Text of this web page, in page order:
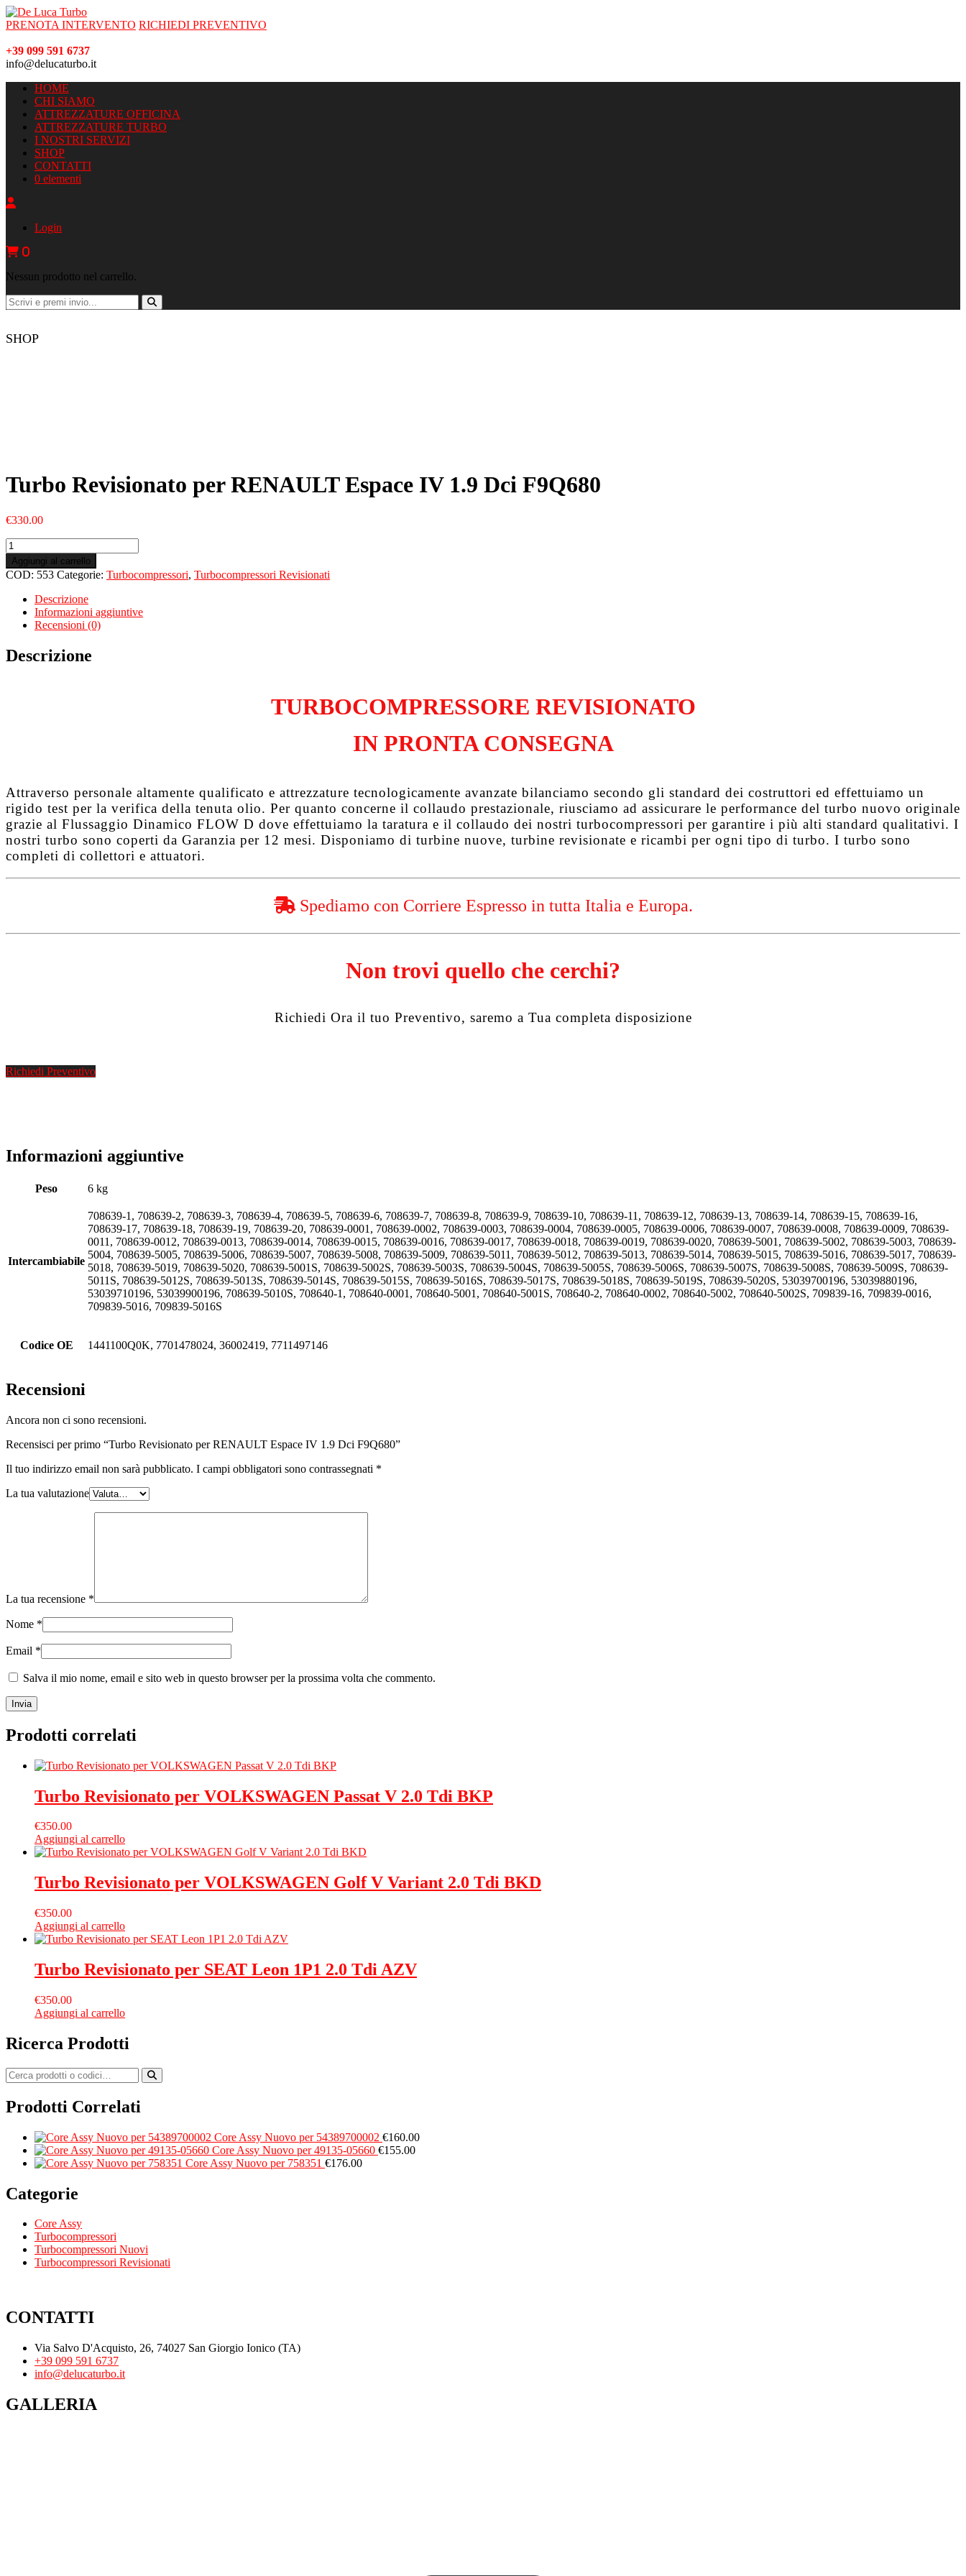
PRENOTA INTERVENTO RICHIEDI PREVENTIVO
+39 099 591 6737
info@delucaturbo.it
HOME
CHI SIAMO
ATTREZZATURE OFFICINA
ATTREZZATURE TURBO
I NOSTRI SERVIZI
SHOP
CONTATTI
0 elementi
Login
0
Nessun prodotto nel carrello.
SHOP
Turbo Revisionato per RENAULT Espace IV 1.9 Dci F9Q680
€330.00
Turbo
Revisionato
per
RENAULT
Espace
F9Q680
quantità
Aggiungi al carrello
COD: 553 Categorie: Turbocompressori, Turbocompressori Revisionati
Descrizione
Informazioni aggiuntive
Recensioni (0)
Descrizione
TURBOCOMPRESSORE REVISIONATO
IN PRONTA CONSEGNA
Attraverso personale altamente qualificato e attrezzature tecnologicamente avanzate bilanciamo secondo gli standard dei costruttori ed effettuiamo un
rigido test per la verifica della tenuta olio. Per quanto concerne il collaudo prestazionale, riusciamo ad assicurare le performance del turbo nuovo originale
grazie al Flussaggio Dinamico FLOW D dove effettuiamo la taratura e il collaudo dei nostri turbocompressori per garantire i più alti standard qualitativi. I
nostri turbo sono coperti da Garanzia per 12 mesi. Disponiamo di turbine nuove, turbine revisionate e ricambi per ogni tipo di turbo. I turbo sono
completi di collettori e attuatori.
Spediamo con Corriere Espresso in tutta Italia e Europa.
Non trovi quello che cerchi?
Richiedi Ora il tuo Preventivo, saremo a Tua completa disposizione
Richiedi Preventivo
Informazioni aggiuntive
Peso 6 kg
Intercambiabile
708639-1, 708639-2, 708639-3, 708639-4, 708639-5, 708639-6, 708639-7, 708639-8, 708639-9, 708639-10, 708639-11, 708639-12, 708639-13, 708639-14, 708639-15, 708639-16,
708639-17, 708639-18, 708639-19, 708639-20, 708639-0001, 708639-0002, 708639-0003, 708639-0004, 708639-0005, 708639-0006, 708639-0007, 708639-0008, 708639-0009, 708639-
0011, 708639-0012, 708639-0013, 708639-0014, 708639-0015, 708639-0016, 708639-0017, 708639-0018, 708639-0019, 708639-0020, 708639-5001, 708639-5002, 708639-5003, 708639-
5004, 708639-5005, 708639-5006, 708639-5007, 708639-5008, 708639-5009, 708639-5011, 708639-5012, 708639-5013, 708639-5014, 708639-5015, 708639-5016, 708639-5017, 708639-
5018, 708639-5019, 708639-5020, 708639-5001S, 708639-5002S, 708639-5003S, 708639-5004S, 708639-5005S, 708639-5006S, 708639-5007S, 708639-5008S, 708639-5009S, 708639-
5011S, 708639-5012S, 708639-5013S, 708639-5014S, 708639-5015S, 708639-5016S, 708639-5017S, 708639-5018S, 708639-5019S, 708639-5020S, 53039700196, 53039880196,
53039710196, 53039900196, 708639-5010S, 708640-1, 708640-0001, 708640-5001, 708640-5001S, 708640-2, 708640-0002, 708640-5002, 708640-5002S, 709839-16, 709839-0016,
709839-5016, 709839-5016S
Codice OE 1441100Q0K, 7701478024, 36002419, 7711497146
Recensioni
Ancora non ci sono recensioni.
Recensisci per primo “Turbo Revisionato per RENAULT Espace IV 1.9 Dci F9Q680”
Il tuo indirizzo email non sarà pubblicato. I campi obbligatori sono contrassegnati *
La tua valutazione
La tua recensione *
Nome *
Email *
Salva il mio nome, email e sito web in questo browser per la prossima volta che commento.
Prodotti correlati
Turbo Revisionato per VOLKSWAGEN Passat V 2.0 Tdi BKP
€350.00
Aggiungi al carrello
Turbo Revisionato per VOLKSWAGEN Golf V Variant 2.0 Tdi BKD
€350.00
Aggiungi al carrello
Turbo Revisionato per SEAT Leon 1P1 2.0 Tdi AZV
€350.00
Aggiungi al carrello
Ricerca Prodotti
Prodotti Correlati
Core Assy Nuovo per 54389700002 €160.00
Core Assy Nuovo per 49135-05660 €155.00
Core Assy Nuovo per 758351 €176.00
Categorie
Core Assy
Turbocompressori
Turbocompressori Nuovi
Turbocompressori Revisionati
CONTATTI
Via Salvo D'Acquisto, 26, 74027 San Giorgio Ionico (TA)
+39 099 591 6737
info@delucaturbo.it
GALLERIA